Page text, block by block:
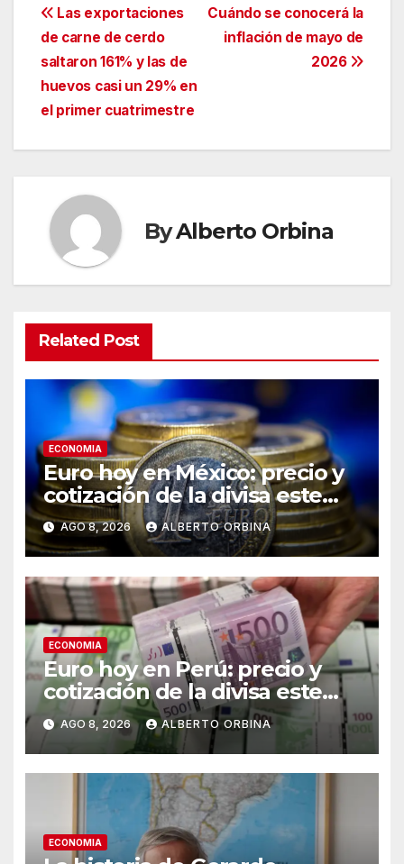
Navegación
de
entradas
Cuándo se conocerá la
inflación de mayo de
2026
Las exportaciones
de carne de cerdo
saltaron 161% y las de
huevos casi un 29% en
el primer cuatrimestre
ByAlberto Orbina
Related Post
ECONOMIA
Euro hoy en México: precio y
cotización de la divisa este
sábado 8 de agosto de 2026
AGO 8, 2026 ALBERTO ORBINA
ECONOMIA
Euro hoy en Perú: precio y
cotización de la divisa este
sábado 8 de agosto de 2026
AGO 8, 2026 ALBERTO ORBINA
ECONOMIA